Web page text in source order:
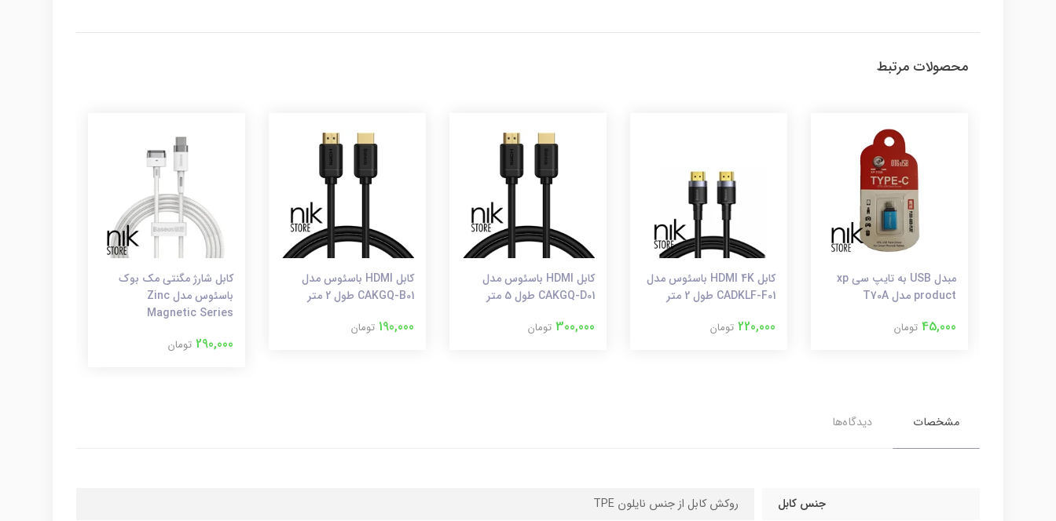
محصولات مرتبط
مبدل USB به تایپ سی xp
product مدل T70A
45,000 تومان
کابل HDMI 4K باسئوس مدل
CADKLF-F01 طول 2 متر
220,000 تومان
کابل HDMI باسئوس مدل
CAKGQ-D01 طول 5 متر
300,000 تومان
کابل HDMI باسئوس مدل
CAKGQ-B01 طول 2 متر
190,000 تومان
کابل شارژ مگنتی مک بوک
باسئوس مدل Zinc
Magnetic Series
290,000 تومان
مشخصات دیدگاه‌ها
جنس کابل روکش کابل از جنس نایلون TPE